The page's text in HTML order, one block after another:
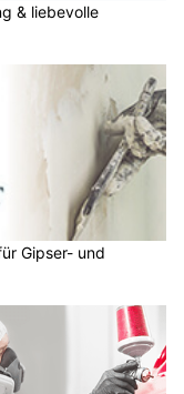
& liebevolle
Gipser- und